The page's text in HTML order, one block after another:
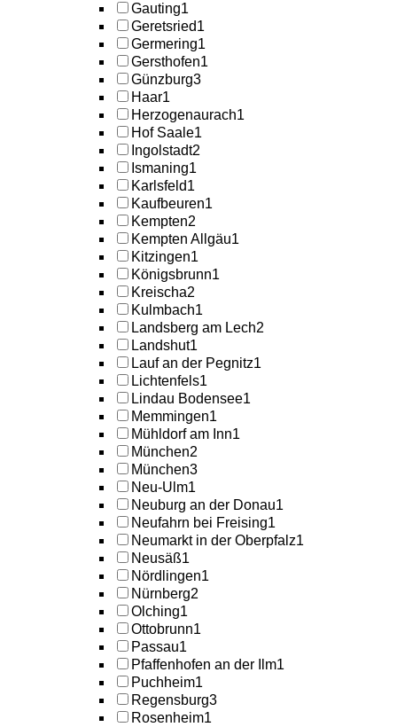
Gauting1
Geretsried1
Germering1
Gersthofen1
Günzburg3
Haar1
Herzogenaurach1
Hof Saale1
Ingolstadt2
Ismaning1
Karlsfeld1
Kaufbeuren1
Kempten2
Kempten Allgäu1
Kitzingen1
Königsbrunn1
Kreischa2
Kulmbach1
Landsberg am Lech2
Landshut1
Lauf an der Pegnitz1
Lichtenfels1
Lindau Bodensee1
Memmingen1
Mühldorf am Inn1
München2
München3
Neu-Ulm1
Neuburg an der Donau1
Neufahrn bei Freising1
Neumarkt in der Oberpfalz1
Neusäß1
Nördlingen1
Nürnberg2
Olching1
Ottobrunn1
Passau1
Pfaffenhofen an der Ilm1
Puchheim1
Regensburg3
Rosenheim1